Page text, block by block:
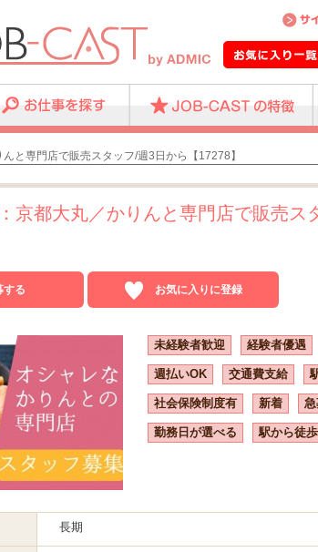
と専門店で販売スタッフ/週3日から【17278】
京都大丸／かりんと専門店で販売ス
する お気に入りに登録
未経験者歓迎 経験者優遇
週払いOK 交通費支給
社会保険制度有 新着
勤務日が選べる 駅から徒
長期